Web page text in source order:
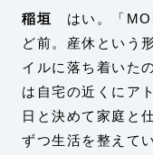
稲垣 はい。「
ど前。産休という
イルに落ち着いた
は自宅の近くにア
日と決めて家庭と
ずつ生活を整えて